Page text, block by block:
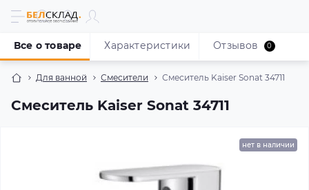
Для ванной Смесители Смеситель Kaiser Sonat 34711
Смеситель Kaiser Sonat 34711
Все о товаре Характеристики Отзывов 0
нет в наличии